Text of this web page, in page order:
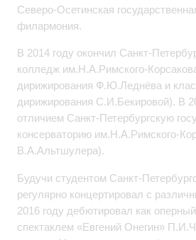
Северо-Осетинская
филармония.
В 2014 году окончил Санкт-
колледж им.Н.А.Римского-
дирижирования Ф.Ю.Леднёва и
дирижирования С.И.Бекировой). В
отличием Санкт-Петербургскую
консерваторию им.Н.А.Римского-
В.А.Альтшулера).
Будучи студентом Санкт-
регулярно концертировал с
2016 году дебютировал как
спектаклем «Евгений Онегин»